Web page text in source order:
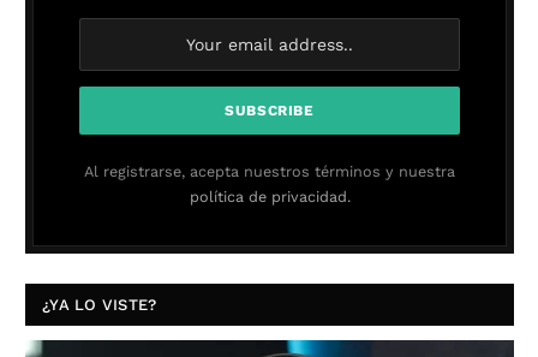
Al registrarse, acepta nuestros términos y nuestra
política de privacidad.
¿YA LO VISTE?